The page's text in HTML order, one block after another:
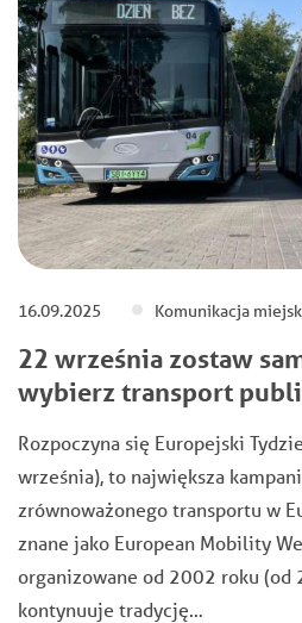
16.09.2025 Komunikacja
22 września zostaw
wybierz transport
Rozpoczyna się Europejski
września), to największa
zrównoważonego transportu w
znane jako European Mobility
organizowane od 2002 roku (od
kontynuuje tradycję…